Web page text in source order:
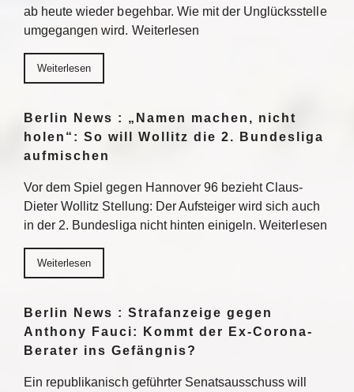
ab heute wieder begehbar. Wie mit der Unglücksstelle
umgegangen wird. Weiterlesen
Weiterlesen
Berlin News : „Namen machen, nicht
holen“: So will Wollitz die 2. Bundesliga
aufmischen
Vor dem Spiel gegen Hannover 96 bezieht Claus-
Dieter Wollitz Stellung: Der Aufsteiger wird sich auch
in der 2. Bundesliga nicht hinten einigeln. Weiterlesen
Weiterlesen
Berlin News : Strafanzeige gegen
Anthony Fauci: Kommt der Ex-Corona-
Berater ins Gefängnis?
Ein republikanisch geführter Senatsausschuss will